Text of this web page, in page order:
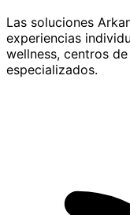
Las soluciones
experiencias
wellness, centros
especializados.